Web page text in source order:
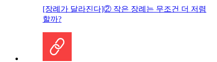
[장례가 달라진다]② 작은 장례는 무조건 더 저렴
할까?